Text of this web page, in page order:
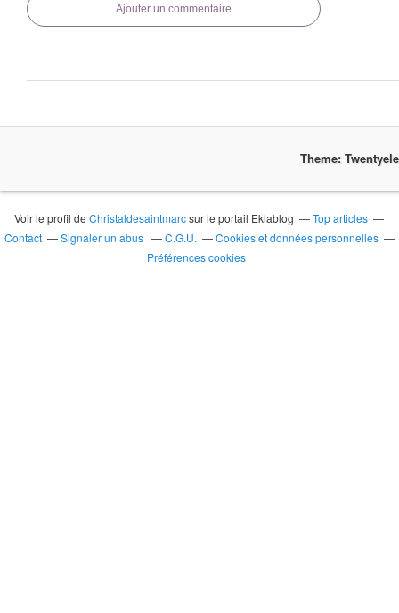
Ajouter un commentaire
Theme:
Voir le profil deChristaldesaintmarcsur le portail Eklablog
Top articles
Contact
Signaler un abus C.G.U.
Cookies et données personnelles
Préférences cookies